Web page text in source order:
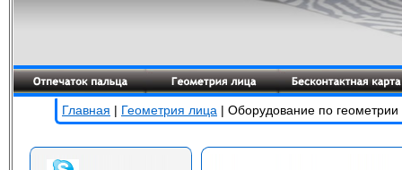
Главная | Геометрия лица | Оборудование по геометрии